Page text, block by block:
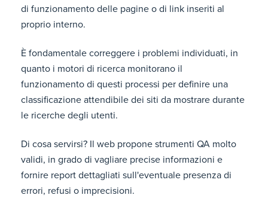
di funzionamento delle pagine o di link inseriti al
proprio interno.
È fondamentale correggere i problemi individuati, in
quanto i motori di ricerca monitorano il
funzionamento di questi processi per definire una
classificazione attendibile dei siti da mostrare durante
le ricerche degli utenti.
Di cosa servirsi? Il web propone strumenti QA molto
validi, in grado di vagliare precise informazioni e
fornire report dettagliati sull'eventuale presenza di
errori, refusi o imprecisioni.